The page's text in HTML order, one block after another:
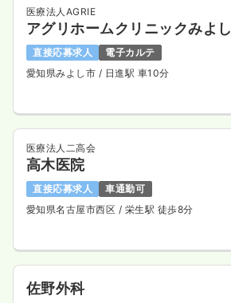
医療法人AGRIE
アグリホームクリニックみよし
直接応募求人
電子カルテ
愛知県みよし市 / 日進駅 車10分
医療法人二高会
高木医院
直接応募求人
車通勤可
愛知県名古屋市西区 / 栄生駅 徒歩8分
佐野外科